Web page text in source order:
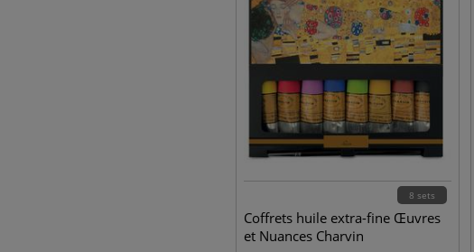
8 sets
Coffrets huile extra-fine Œuvres
et Nuances Charvin